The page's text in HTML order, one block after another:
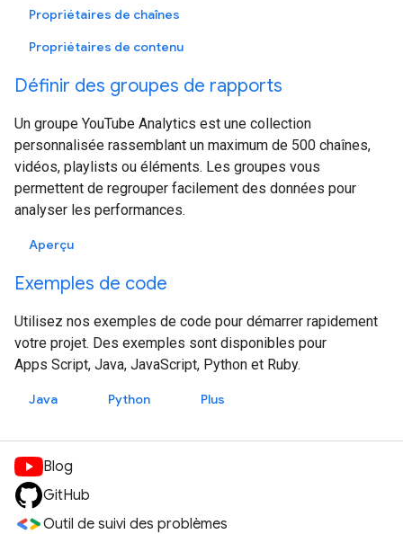
Propriétaires de chaînes
Propriétaires de contenu
Définir des groupes de rapports
Un groupe YouTube Analytics est une collection
personnalisée rassemblant un maximum de 500 chaînes,
vidéos, playlists ou éléments. Les groupes vous
permettent de regrouper facilement des données pour
analyser les performances.
Aperçu
Exemples de code
Utilisez nos exemples de code pour démarrer rapidement
votre projet. Des exemples sont disponibles pour
Apps Script, Java, JavaScript, Python et Ruby.
Java Python Plus
Blog
GitHub
Outil de suivi des problèmes